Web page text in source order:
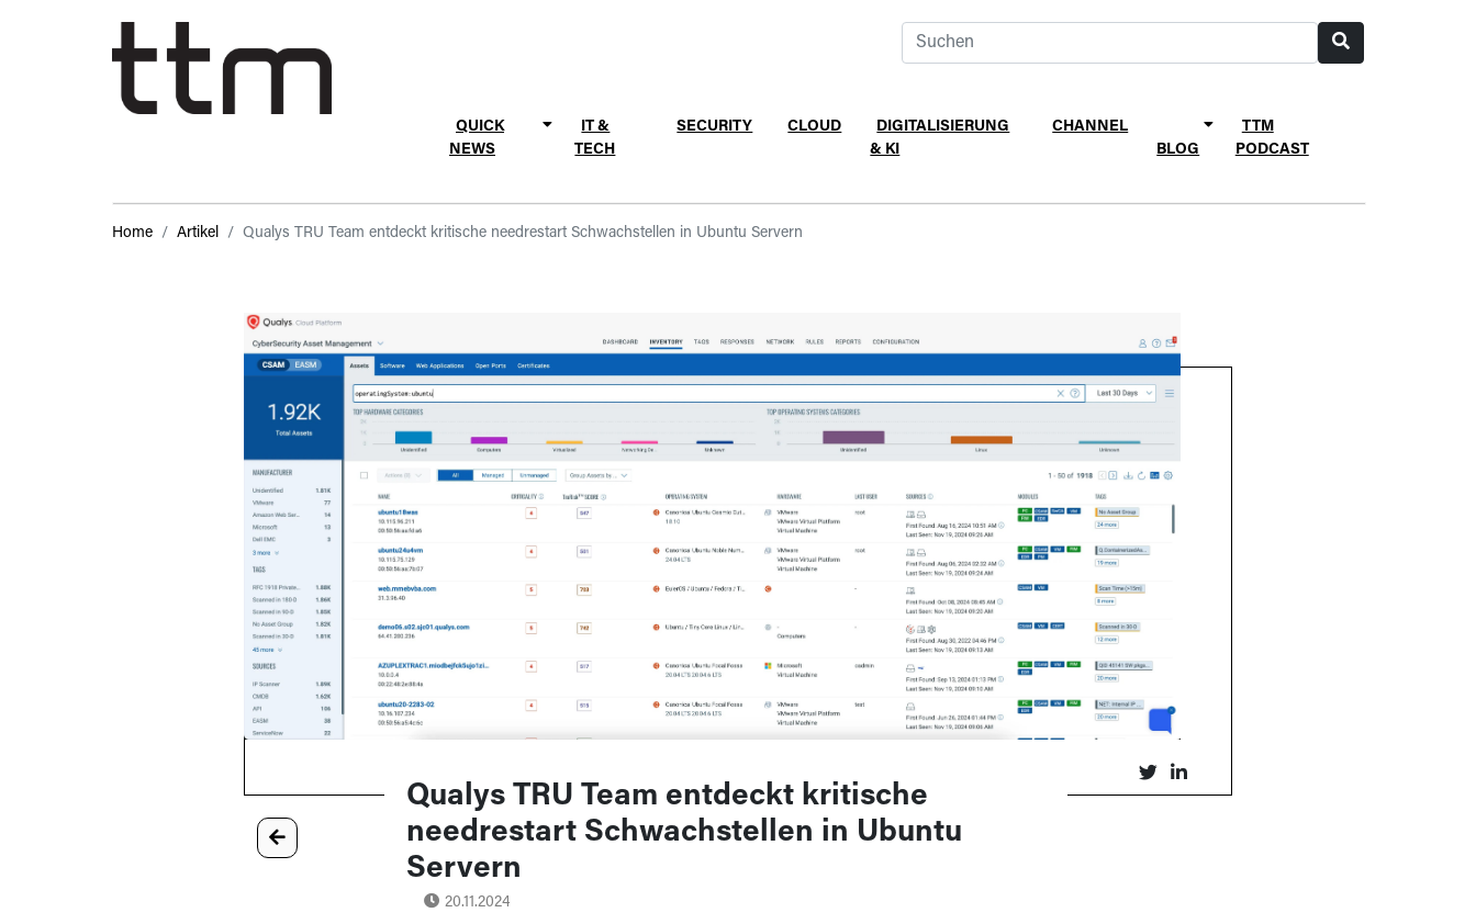
QUICK
NEWS
IT &
TECH
SECURITY CLOUD
DIGITALISIERUNG
& KI
CHANNEL
BLOG
TTM
PODCAST
Home Artikel Qualys TRU Team entdeckt kritische needrestart Schwachstellen in Ubuntu Servern
Qualys TRU Team entdeckt kritische
needrestart Schwachstellen in Ubuntu
Servern
20.11.2024